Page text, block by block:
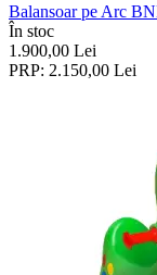
Balansoar pe Arc
În stoc
1.900,00 Lei
PRP: 2.150,00 Lei